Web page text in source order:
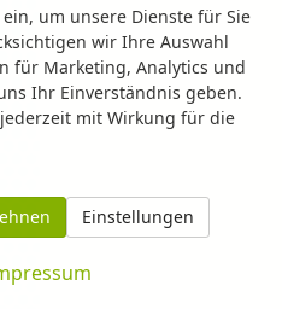
um unsere Dienste für Sie
wir Ihre Auswahl
für Marketing, Analytics und
Ihr Einverständnis geben.
mit Wirkung für die
Einstellungen